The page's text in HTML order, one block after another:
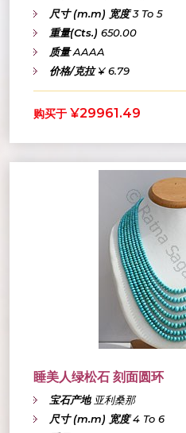
尺寸 (m.m) 宽度3 To 5
重量(Cts.) 650.00
质量AAAA
价格/克拉¥ 6.79
购买于 ¥29961.49
睡美人绿松石 刻面圆环
宝石产地亚利桑那
尺寸 (m.m) 宽度4 To 6